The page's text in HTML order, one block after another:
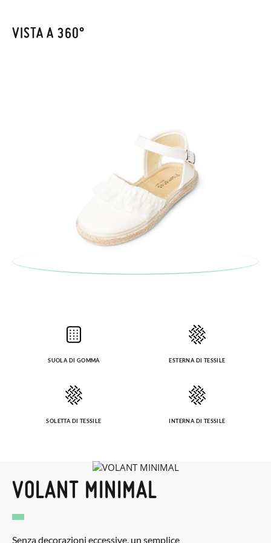
Per sostituire un articolo, ti preghiamo di restituire il paio
VISTA A 360°
SUOLA DI GOMMA ESTERNA DI TESSILE
SOLETTA DI TESSILE INTERNA DI TESSILE
VOLANT MINIMAL
Senza decorazioni eccessive, un semplice